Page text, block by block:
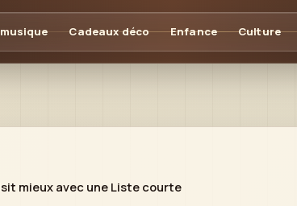
Cadeaux déco Enfance Culture
mieux avec une Liste courte